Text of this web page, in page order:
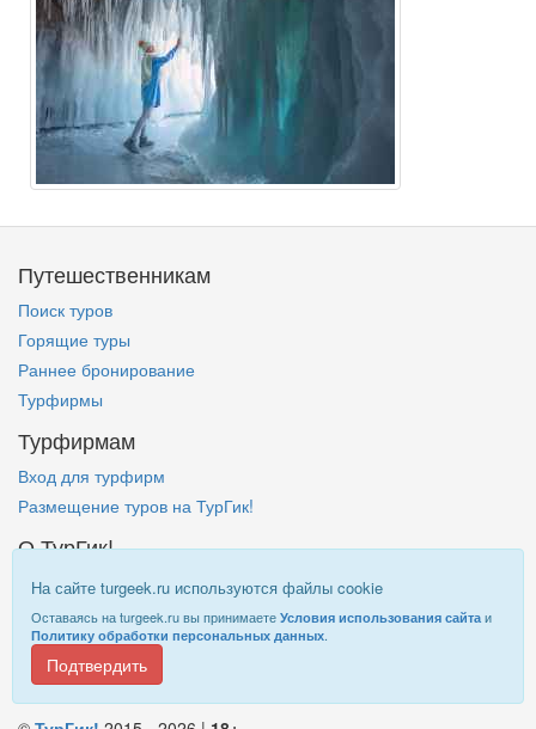
На сайте turgeek.ru используются файлы cookie
Оставаясь на turgeek.ru вы принимаете Условия использования сайта и
Политику обработки персональных данных.
Подтвердить
Путешественникам
Поиск туров
Горящие туры
Раннее бронирование
Турфирмы
Турфирмам
Вход для турфирм
Размещение туров на ТурГик!
О ТурГик!
Кто такой ТурГик?
Правовая информация
Информация наTurGeek.ru